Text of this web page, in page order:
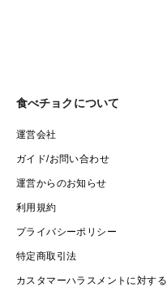
食べチョクについて
運営会社
ガイド/お問い合わせ
運営からのお知らせ
利用規約
プライバシーポリシー
特定商取引法
カスタマーハラスメントに対する